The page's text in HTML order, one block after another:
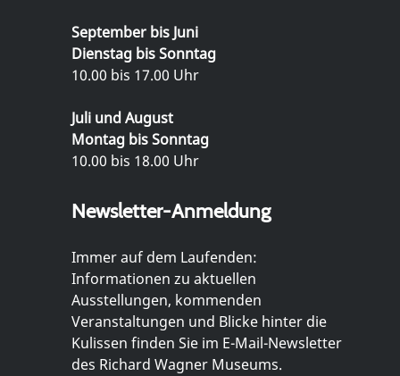
September bis Juni
Dienstag bis Sonntag
10.00 bis 17.00 Uhr
Juli und August
Montag bis Sonntag
10.00 bis 18.00 Uhr
Newsletter-Anmeldung
Immer auf dem Laufenden:
Informationen zu aktuellen
Ausstellungen, kommenden
Veranstaltungen und Blicke hinter die
Kulissen finden Sie im E-Mail-Newsletter
des Richard Wagner Museums.